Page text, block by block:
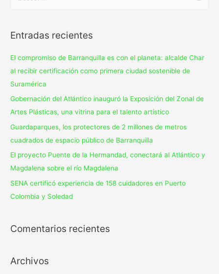
Entradas recientes
El compromiso de Barranquilla es con el planeta: alcalde Char
al recibir certificación como primera ciudad sostenible de
Suramérica
Gobernación del Atlántico inauguró la Exposición del Zonal de
Artes Plásticas, una vitrina para el talento artístico
Guardaparques, los protectores de 2 millones de metros
cuadrados de espacio público de Barranquilla
El proyecto Puente de la Hermandad, conectará al Atlántico y
Magdalena sobre el río Magdalena
SENA certificó experiencia de 158 cuidadores en Puerto
Colombia y Soledad
Comentarios recientes
Archivos